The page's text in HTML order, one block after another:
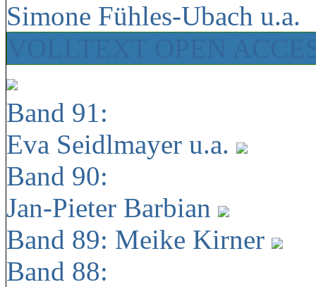
Simone Fühles-Ubach u.a.
Band 91:
Eva Seidlmayer u.a.
Band 90:
Jan-Pieter Barbian
Band 89: Meike Kirner
Band 88: